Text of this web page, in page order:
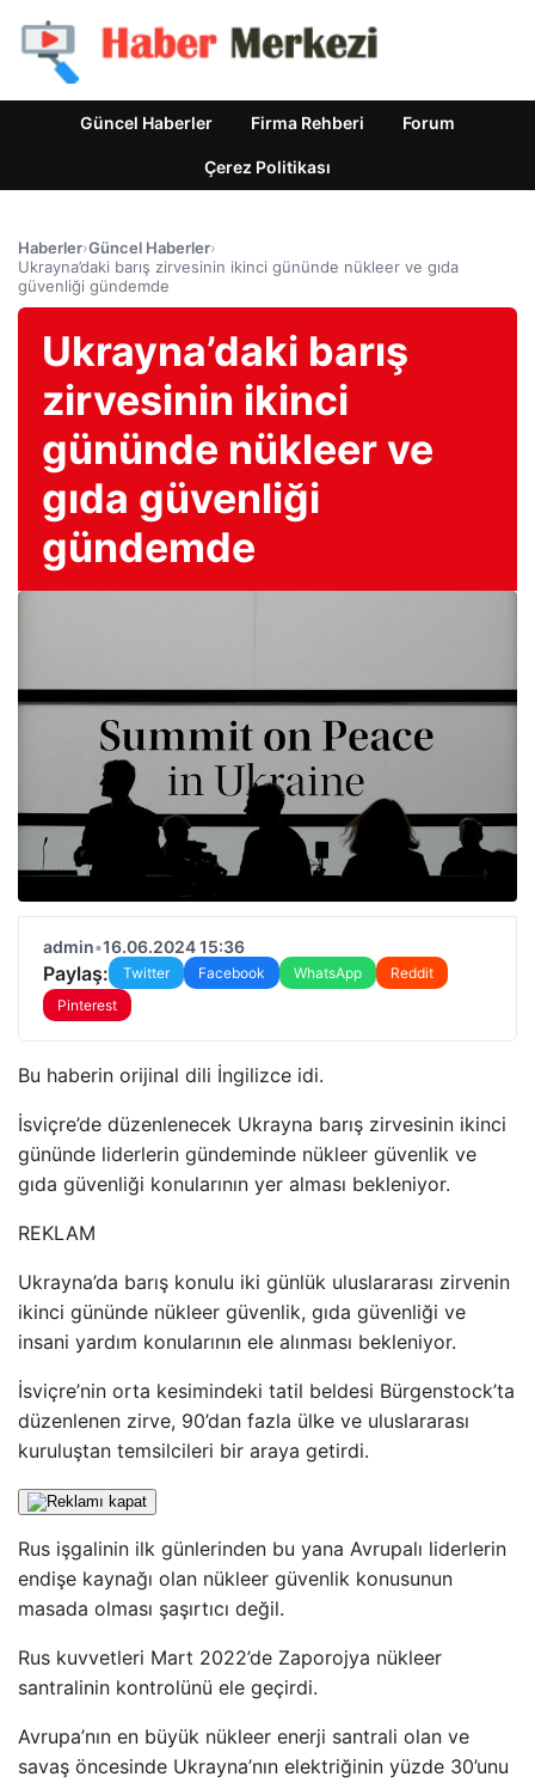
Güncel Haberler Firma Rehberi Forum
Çerez Politikası
Haberler›Güncel Haberler›
Ukrayna’daki barış zirvesinin ikinci gününde nükleer ve gıda
güvenliği gündemde
Ukrayna’daki barış
zirvesinin ikinci
gününde nükleer ve
gıda güvenliği
gündemde
admin•16.06.2024 15:36
Paylaş: Twitter Facebook WhatsApp
Reddit
Pinterest
Bu haberin orijinal dili İngilizce idi.
İsviçre’de düzenlenecek Ukrayna barış zirvesinin ikinci
gününde liderlerin gündeminde nükleer güvenlik ve
gıda güvenliği konularının yer alması bekleniyor.
REKLAM
Ukrayna’da barış konulu iki günlük uluslararası zirvenin
ikinci gününde nükleer güvenlik, gıda güvenliği ve
insani yardım konularının ele alınması bekleniyor.
İsviçre’nin orta kesimindeki tatil beldesi Bürgenstock’ta
düzenlenen zirve, 90’dan fazla ülke ve uluslararası
kuruluştan temsilcileri bir araya getirdi.
Rus işgalinin ilk günlerinden bu yana Avrupalı ​​liderlerin
endişe kaynağı olan nükleer güvenlik konusunun
masada olması şaşırtıcı değil.
Rus kuvvetleri Mart 2022’de Zaporojya nükleer
santralinin kontrolünü ele geçirdi.
Avrupa’nın en büyük nükleer enerji santrali olan ve
savaş öncesinde Ukrayna’nın elektriğinin yüzde 30’unu